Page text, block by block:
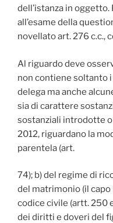
dell’istanza in
all’esame della
novellato art. 276 c.c.,
Al riguardo deve
non contiene soltanto
delega ma anche
sia di carattere
sostanziali introdotte o
2012, riguardano la
parentela (art.
74); b) del regime di
del matrimonio (il
codice civile (artt. 250
dei diritti e doveri del